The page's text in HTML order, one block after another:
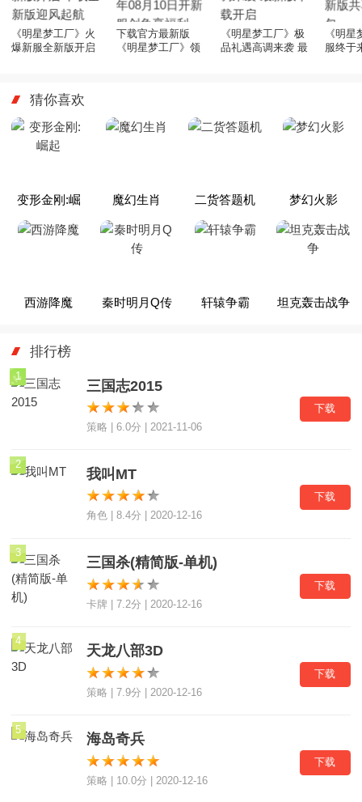
《明星梦工厂》火
爆新服全新版开启
下载官方最新版
《明星梦工厂》领
《明星梦工厂》极
品礼遇高调来袭 最
《明
服终于
猜你喜欢
变形金刚:崛
起
魔幻生肖 二货答题机 梦幻火影
西游降魔 秦时明月Q传 轩辕争霸 坦克轰击战争
排行榜
1
三国志2015
策略 | 6.0分 | 2021-11-06
下载
2
我叫MT
角色 | 8.4分 | 2020-12-16
下载
3
三国杀(精简版-单机)
卡牌 | 7.2分 | 2020-12-16
下载
4
天龙八部3D
策略 | 7.9分 | 2020-12-16
下载
5
海岛奇兵
策略 | 10.0分 | 2020-12-16
下载